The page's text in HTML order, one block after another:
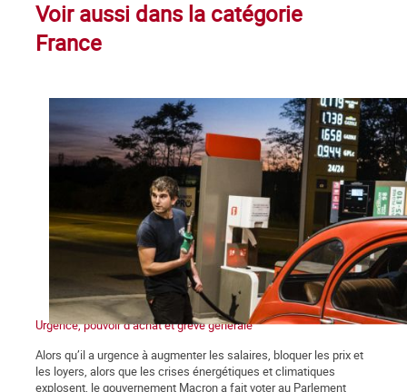
Voir aussi dans la catégorie
France
Urgence, pouvoir d’achat et grève générale
Alors qu’il a urgence à augmenter les salaires, bloquer les prix et
les loyers, alors que les crises énergétiques et climatiques
explosent, le gouvernement Macron a fait voter au Parlement